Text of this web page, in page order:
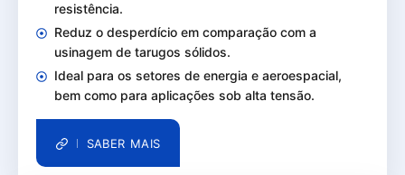
resistência.
Reduz o desperdício em comparação com a
usinagem de tarugos sólidos.
Ideal para os setores de energia e aeroespacial,
bem como para aplicações sob alta tensão.
SABER MAIS